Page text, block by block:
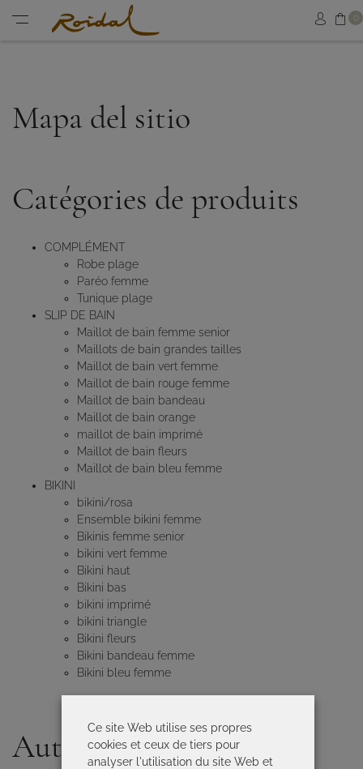
Sign in
0
Mapa del sitio
Catégories de produits
COMPLÉMENT
Robe plage
Paréo femme
Tunique plage
SLIP DE BAIN
Maillot de bain femme senior
Maillots de bain grandes tailles
Maillot de bain vert femme
Maillot de bain rouge femme
Maillot de bain bandeau
Maillot de bain orange
maillot de bain imprimé
Maillot de bain fleurs
Maillot de bain bleu femme
BIKINI
bikini/rosa
Ensemble bikini femme
Bikinis femme senior
bikini vert femme
Bikini haut
Bikini bas
bikini imprimé
bikini triangle
Bikini fleurs
Bikini bandeau femme
Bikini bleu femme
Autres pages
Ce site Web utilise ses propres
cookies et ceux de tiers pour
analyser l'utilisation du site Web et